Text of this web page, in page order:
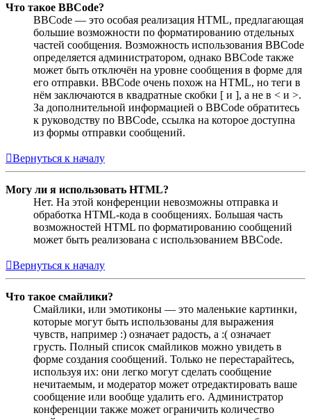
Что такое BBCode?
BBCode — это особая реализация HTML, предлагающая
большие возможности по форматированию отдельных
частей сообщения. Возможность использования BBCode
определяется администратором, однако BBCode также
может быть отключён на уровне сообщения в форме для
его отправки. BBCode очень похож на HTML, но теги в
нём заключаются в квадратные скобки [ и ], а не в < и >.
За дополнительной информацией о BBCode обратитесь
к руководству по BBCode, ссылка на которое доступна
из формы отправки сообщений.
Вернуться к началу
Могу ли я использовать HTML?
Нет. На этой конференции невозможны отправка и
обработка HTML-кода в сообщениях. Большая часть
возможностей HTML по форматированию сообщений
может быть реализована с использованием BBCode.
Вернуться к началу
Что такое смайлики?
Смайлики, или эмотиконы — это маленькие картинки,
которые могут быть использованы для выражения
чувств, например :) означает радость, а :( означает
грусть. Полный список смайликов можно увидеть в
форме создания сообщений. Только не перестарайтесь,
используя их: они легко могут сделать сообщение
нечитаемым, и модератор может отредактировать ваше
сообщение или вообще удалить его. Администратор
конференции также может ограничить количество